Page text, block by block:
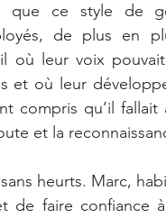
que ce style de
de plus en
où leur voix
et où leur
compris qu’il
et la
heurts. Marc,
de faire confiance